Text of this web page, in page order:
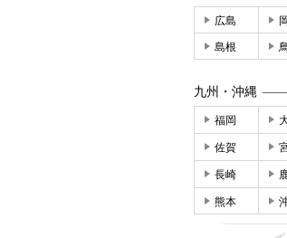
広島
島根
九州・沖縄
福岡
佐賀
長崎
熊本